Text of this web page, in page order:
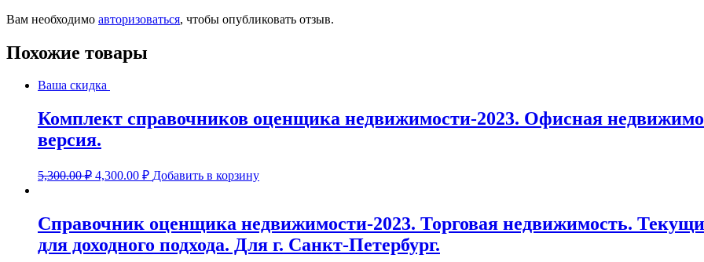
Вам необходимо авторизоваться, чтобы опубликовать отзыв.
Похожие товары
Ваша скидка
Комплект справочников оценщика недвижимости-2023. Офисная
версия.
5,300.00₽ 4,300.00 ₽ Добавить в корзину
Справочник оценщика недвижимости-2023. Торговая недвижимость.
для доходного подхода. Для г. Санкт-Петербург.